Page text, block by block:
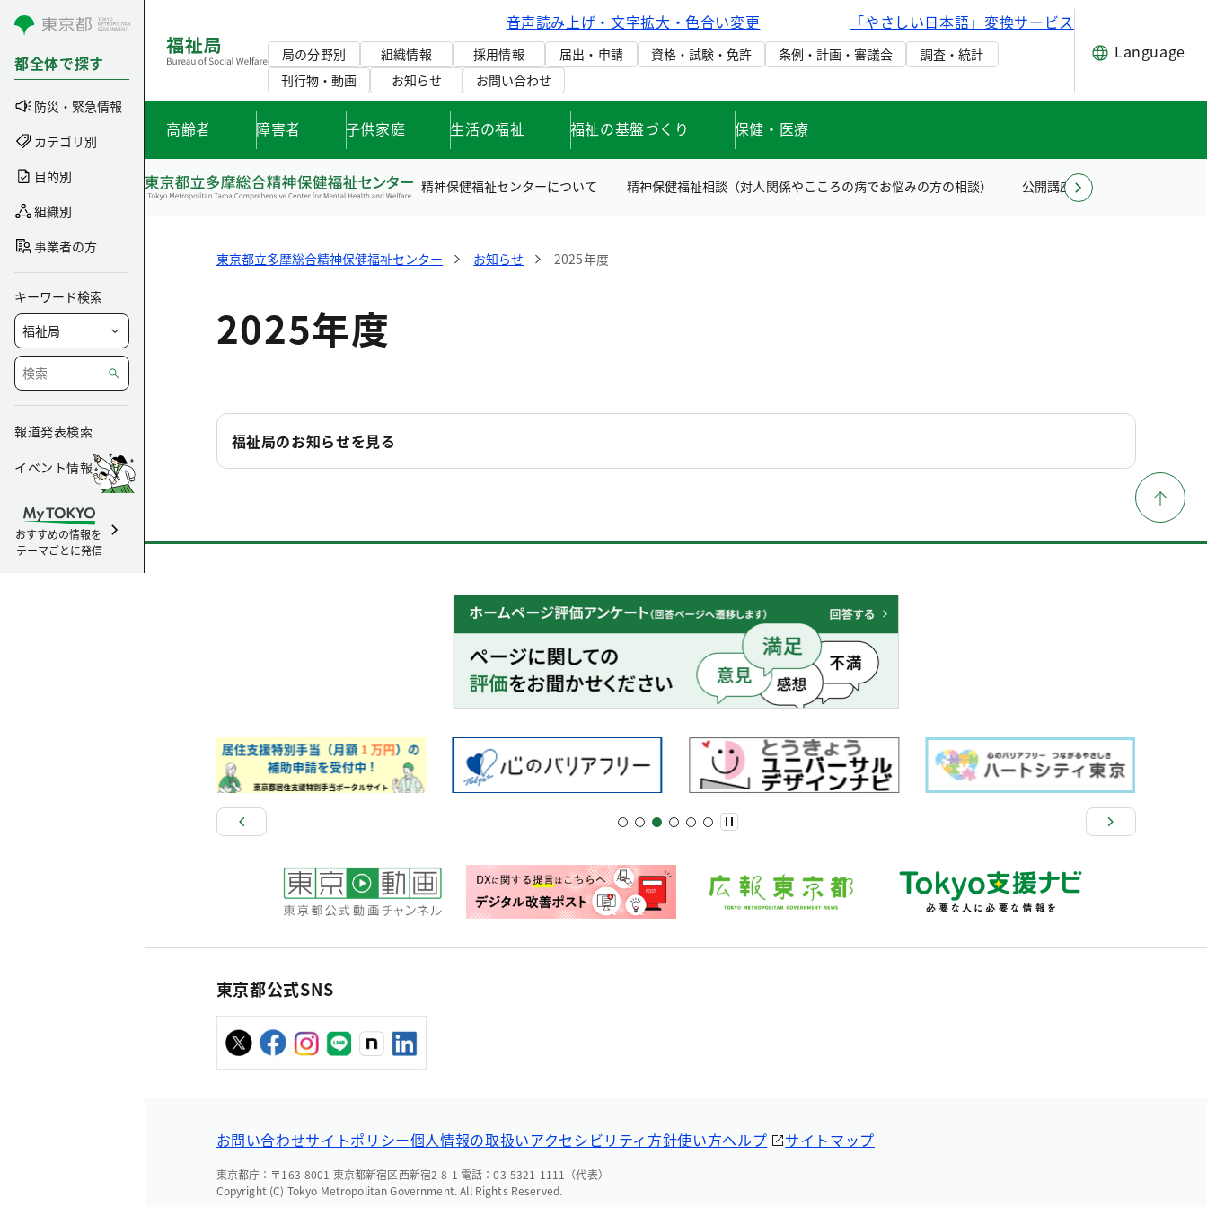
コンテンツにスキップ
都全体で探す
防災・緊急情報
カテゴリ別
目的別
組織別
事業者の方
キーワード検索
報道発表検索
イベント情報
おすすめの情報を
テーマごとに発信
音声読み上げ・文字拡大・色合い変更 「やさしい日本語」変換サービス
局の分野別 組織情報 採用情報 届出・申請 資格・試験・免許 条例・計画・審議会
調査・統計
刊行物・動画
お知らせ お問い合わせ
Language
高齢者 障害者 子供家庭 生活の福祉 福祉の基盤づくり 保健・医療
精神保健福祉センターについて 精神保健福祉相談（対人関係やこころの病でお悩みの方の相談） 公開講座
東京都立多摩総合精神保健福祉センター お知らせ 2025年度
2025年度
福祉局のお知らせを見る
東京都公式SNS
お問い合わせサイトポリシー個人情報の取扱いアクセシビリティ方針使い方ヘルプ サイトマップ
東京都庁：〒163-8001 東京都新宿区西新宿2-8-1 電話：03-5321-1111（代表）
Copyright (C) Tokyo Metropolitan Government. All Rights Reserved.